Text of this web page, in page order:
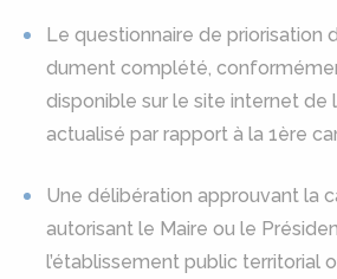
Le questionnaire de priorisation
dument complété,
disponible sur le site internet de
actualisé par rapport à la 1ère
Une délibération approuvant la
autorisant le Maire ou le
l’établissement public territorial